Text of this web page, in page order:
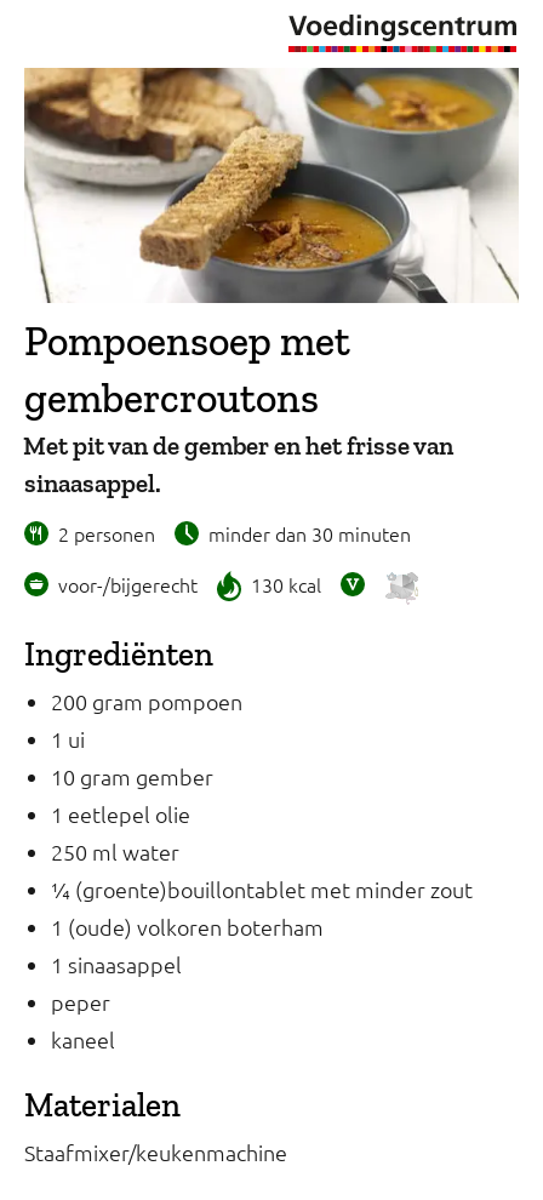
Pompoensoep met
gembercroutons
Met pit van de gember en het frisse van
sinaasappel.
2 personen
minder dan 30 minuten
voor-/bijgerecht
130 kcal
Ingrediënten
200 gram pompoen
1 ui
10 gram gember
1 eetlepel olie
250 ml water
¼ (groente)bouillontablet met minder zout
1 (oude) volkoren boterham
1 sinaasappel
peper
kaneel
Materialen
Staafmixer/keukenmachine